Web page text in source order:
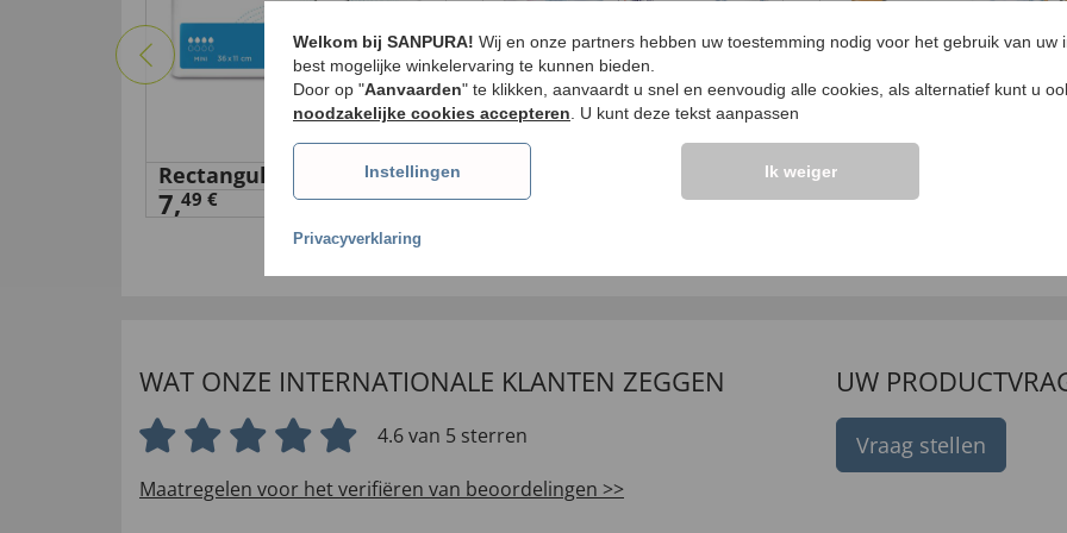
Rectangular Pad 28 stuks
7,49 € 19,
iD FORM Pads Plus
9,49 €
WAT ONZE INTERNATIONALE KLANTEN ZEGGEN
4.6 van 5 sterren
Maatregelen voor het verifiëren van beoordelingen >>
UW
Vraag stellen
Welkom bij SANPURA! Wij en onze partners hebben uw toestemming nodig voor het gebruik van uw
best mogelijke winkelervaring te kunnen bieden.
Door op "Aanvaarden" te klikken, aanvaardt u snel en eenvoudig alle cookies, als alternatief kunt u
noodzakelijke cookies accepteren . U kunt deze tekst aanpassen
Instellingen Ik weiger
Privacyverklaring